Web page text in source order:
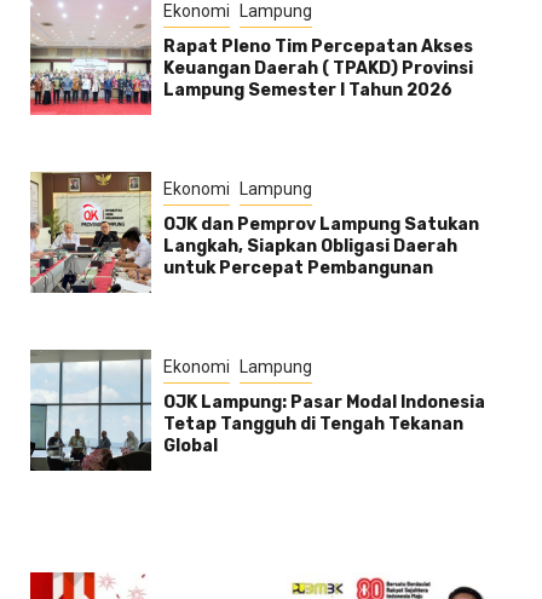
Ekonomi Lampung
Rapat Pleno Tim Percepatan Akses
Keuangan Daerah ( TPAKD) Provinsi
Lampung Semester l Tahun 2026
Ekonomi Lampung
OJK dan Pemprov Lampung Satukan
Langkah, Siapkan Obligasi Daerah
untuk Percepat Pembangunan
Ekonomi Lampung
OJK Lampung: Pasar Modal Indonesia
Tetap Tangguh di Tengah Tekanan
Global